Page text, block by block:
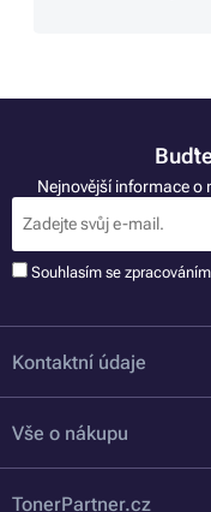
Nejnovější informace o
Souhlasím se zpracováním
Kontaktní údaje
Vše o nákupu
TonerPartner.cz